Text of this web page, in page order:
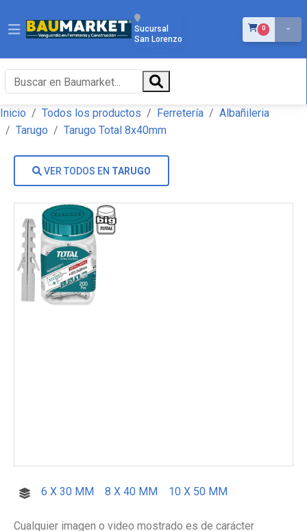
Sucursal
San Lorenzo
0ÍTEMS EN EL
Inicio Todos los productos Ferretería
Albañileria
Tarugo
Tarugo Total 8x40mm
VER TODOS EN TARUGO
6 X 30 MM 8 X 40 MM 10 X 50 MM
Cualquier imagen o video mostrado es de carácter